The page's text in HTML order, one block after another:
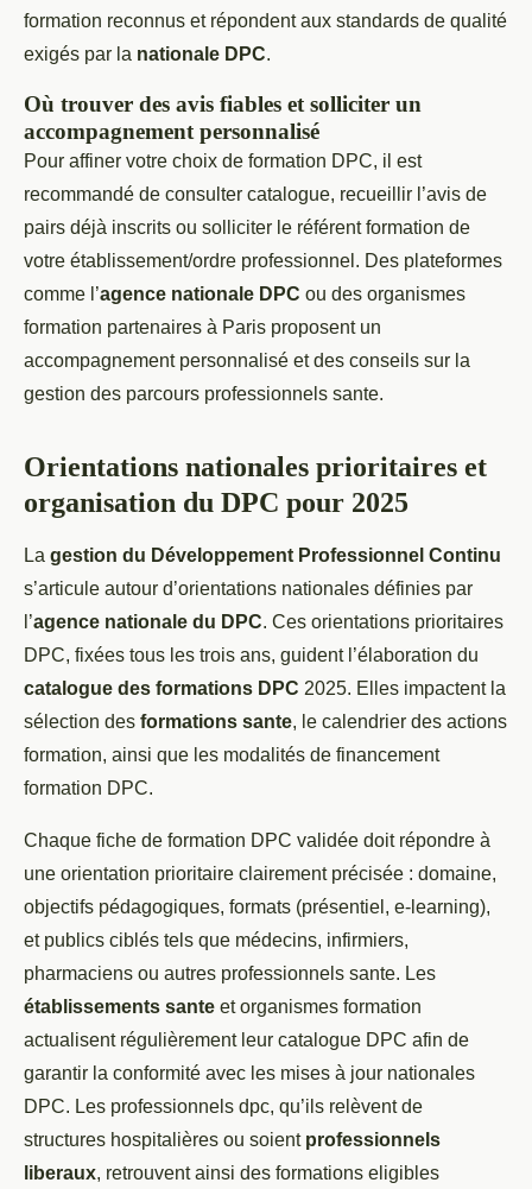
formation reconnus et répondent aux standards de qualité
exigés par la nationale DPC.
Où trouver des avis fiables et solliciter un
accompagnement personnalisé
Pour affiner votre choix de formation DPC, il est
recommandé de consulter catalogue, recueillir l’avis de
pairs déjà inscrits ou solliciter le référent formation de
votre établissement/ordre professionnel. Des plateformes
comme l’agence nationale DPC ou des organismes
formation partenaires à Paris proposent un
accompagnement personnalisé et des conseils sur la
gestion des parcours professionnels sante.
Orientations nationales prioritaires et
organisation du DPC pour 2025
La gestion du Développement Professionnel Continu
s’articule autour d’orientations nationales définies par
l’agence nationale du DPC. Ces orientations prioritaires
DPC, fixées tous les trois ans, guident l’élaboration du
catalogue des formations DPC 2025. Elles impactent la
sélection des formations sante, le calendrier des actions
formation, ainsi que les modalités de financement
formation DPC.
Chaque fiche de formation DPC validée doit répondre à
une orientation prioritaire clairement précisée : domaine,
objectifs pédagogiques, formats (présentiel, e-learning),
et publics ciblés tels que médecins, infirmiers,
pharmaciens ou autres professionnels sante. Les
établissements sante et organismes formation
actualisent régulièrement leur catalogue DPC afin de
garantir la conformité avec les mises à jour nationales
DPC. Les professionnels dpc, qu’ils relèvent de
structures hospitalières ou soient professionnels
liberaux, retrouvent ainsi des formations eligibles